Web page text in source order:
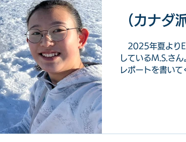
（カナダ
2025年夏より
しているM.S.さ
レポートを書い